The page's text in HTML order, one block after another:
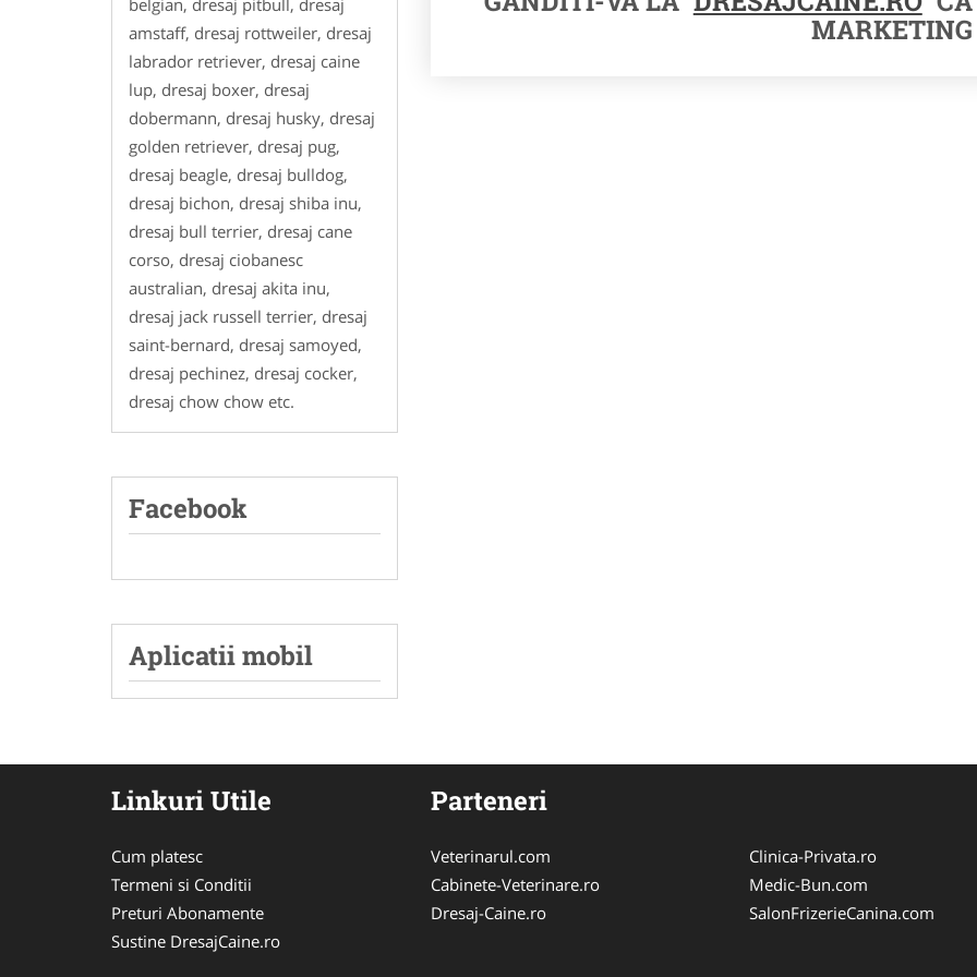
amstaff, dresaj rottweiler, dresaj
labrador retriever, dresaj caine
lup, dresaj boxer, dresaj
dobermann, dresaj husky, dresaj
golden retriever, dresaj pug,
dresaj beagle, dresaj bulldog,
dresaj bichon, dresaj shiba inu,
dresaj bull terrier, dresaj cane
corso, dresaj ciobanesc
australian, dresaj akita inu,
dresaj jack russell terrier, dresaj
saint-bernard, dresaj samoyed,
dresaj pechinez, dresaj cocker,
dresaj chow chow etc.
Facebook
Aplicatii mobil
MARKETING
Linkuri Utile
Cum platesc
Termeni si Conditii
Preturi Abonamente
Sustine DresajCaine.ro
Parteneri
Veterinarul.com
Cabinete-Veterinare.ro
Dresaj-Caine.ro
Clinica-Privata.ro
Medic-Bun.com
SalonFrizerieCanina.com